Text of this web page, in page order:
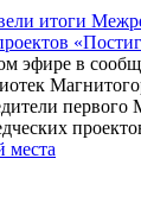
итоги
эфире в
первого
места